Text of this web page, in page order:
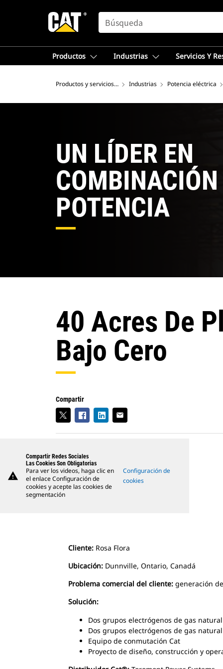
SEARCH
Productos Industrias Servicios Y
Productos y servicios – Norteamérica
Industrias Potencia eléctrica
UN LÍDER EN
POTENCIA
40 Acres De
Bajo Cero
Compartir
email_outline
warning
Compartir Redes Sociales
Las Cookies Son Obligatorias
Para ver los videos, haga clic en
el enlace Configuración de
cookies y acepte las cookies de
segmentación
Configuración de
cookies
Cliente: Rosa Flora
Ubicación: Dunnville, Ontario, Canadá
Problema comercial del cliente: generación
Solución:
Dos grupos electrógenos de gas
Dos grupos electrógenos de gas
Equipo de conmutación Cat
Proyecto de diseño, construcción y